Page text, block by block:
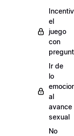
el
juego
con
Ir de
lo
al
avance
sexual
No